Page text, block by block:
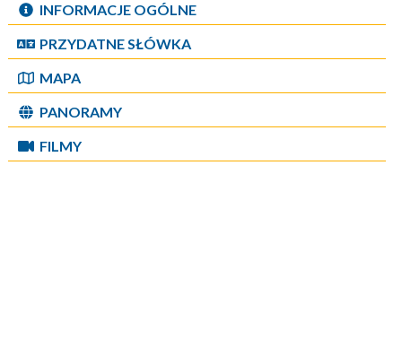
INFORMACJE OGÓLNE
PRZYDATNE SŁÓWKA
MAPA
PANORAMY
FILMY